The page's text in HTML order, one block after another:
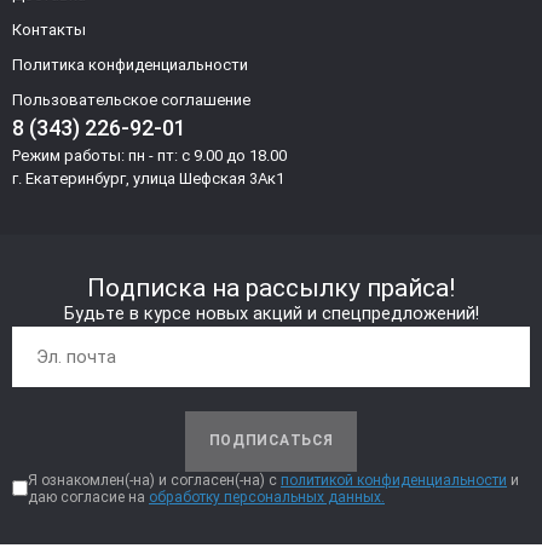
Контакты
Политика конфиденциальности
Пользовательское соглашение
8 (343) 226-92-01
Режим работы: пн - пт: с 9.00 до 18.00
г. Екатеринбург, улица Шефская 3Ак1
Подписка на рассылку прайса!
Будьте в курсе новых акций и спецпредложений!
ПОДПИСАТЬСЯ
Я ознакомлен(-на) и согласен(-на) с политикой конфиденциальности и
даю согласие на обработку персональных данных.